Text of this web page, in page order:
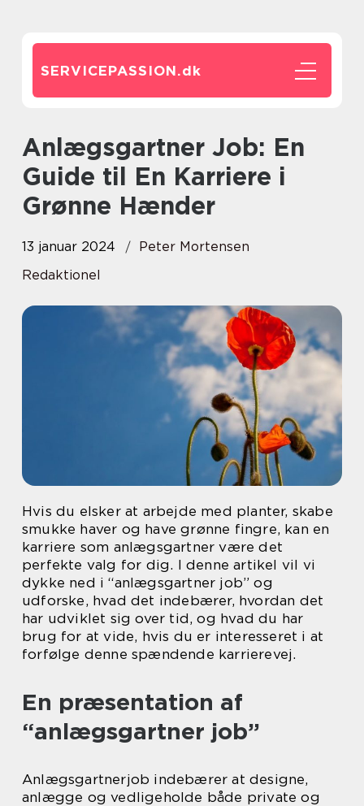
SERVICEPASSION.dk
Anlægsgartner Job: En
Guide til En Karriere i
Grønne Hænder
13 januar 2024
Peter Mortensen
Redaktionel
Hvis du elsker at arbejde med planter, skabe
smukke haver og have grønne fingre, kan en
karriere som anlægsgartner være det
perfekte valg for dig. I denne artikel vil vi
dykke ned i “anlægsgartner job” og
udforske, hvad det indebærer, hvordan det
har udviklet sig over tid, og hvad du har
brug for at vide, hvis du er interesseret i at
forfølge denne spændende karrierevej.
En præsentation af
“anlægsgartner job”
Anlægsgartnerjob indebærer at designe,
anlægge og vedligeholde både private og